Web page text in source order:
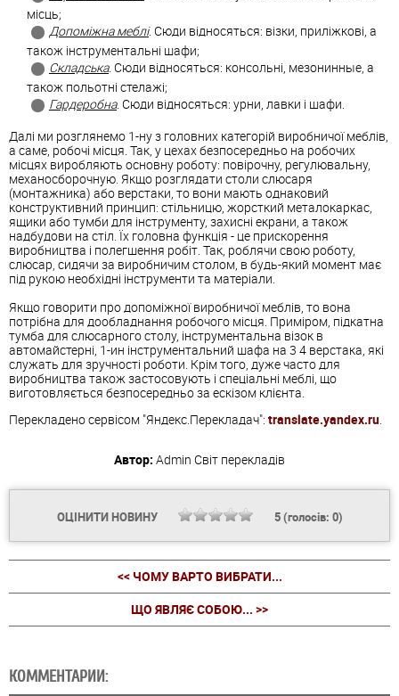
місць;
Допоміжна меблі. Сюди відносяться: візки, приліжкові, а
також інструментальні шафи;
Складська. Сюди відносяться: консольні, мезонинные, а
також польотні стелажі;
Гардеробна. Сюди відносяться: урни, лавки і шафи.
Далі ми розглянемо 1-ну з головних категорій виробничої меблів,
а саме, робочі місця. Так, у цехах безпосередньо на робочих
місцях виробляють основну роботу: повірочну, регулювальну,
механосборочную. Якщо розглядати столи слюсаря
(монтажника) або верстаки, то вони мають однаковий
конструктивний принцип: стільницю, жорсткий металокаркас,
ящики або тумби для інструменту, захисні екрани, а також
надбудови на стіл. Їх головна функція - це прискорення
виробництва і полегшення робіт. Так, роблячи свою роботу,
слюсар, сидячи за виробничим столом, в будь-який момент має
під рукою необхідні інструменти та матеріали.
Якщо говорити про допоміжної виробничої меблів, то вона
потрібна для дообладнання робочого місця. Приміром, підкатна
тумба для слюсарного столу, інструментальна візок в
автомайстерні, 1-ин інструментальний шафа на 3 4 верстака, які
служать для зручності роботи. Крім того, дуже часто для
виробництва також застосовують і спеціальні меблі, що
виготовляється безпосередньо за ескізом клієнта.
Перекладено сервісом "Яндекс.Перекладач": translate.yandex.ru.
Автор: Admin Світ перекладів
ОЦІНИТИ НОВИНУ 5(голосів: 0)
<< ЧОМУ ВАРТО ВИБРАТИ...
ЩО ЯВЛЯЄ СОБОЮ... >>
КОММЕНТАРИИ: